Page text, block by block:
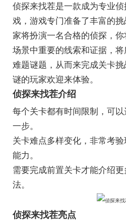
侦探来找茬是一款成为专业
戏，游戏专门准备了丰富的
家将扮演一名合格的侦探，
场景中重要的线索和证据，
难题谜题，从而来完成关卡
谜的玩家欢迎来体验。
侦探来找茬介绍
每个关卡都有时间限制，可
一步。
关卡难点多样变化，非常考
能力。
需要完成前置关卡才能介绍
法。
侦探来找茬亮点